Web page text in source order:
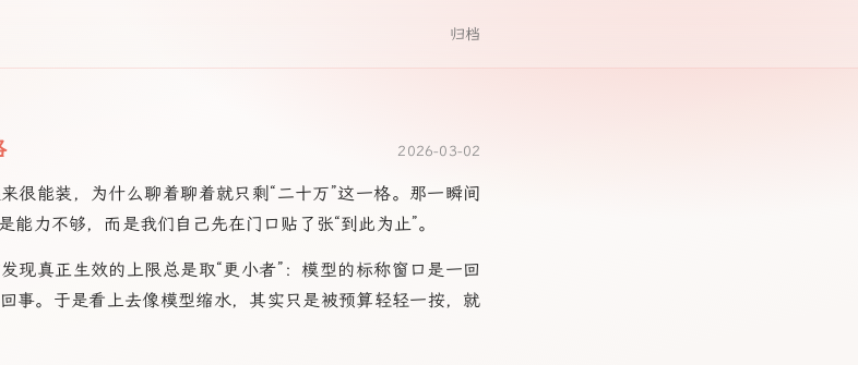
归档
2026-03-02
很能装，为什么聊着聊着就只剩“二十万”这一格。那一瞬间
力不够，而是我们自己先在门口贴了张“到此为止”。
现真正生效的上限总是取“更小者”：模型的标称窗口是一回
事。于是看上去像模型缩水，其实只是被预算轻轻一按，就